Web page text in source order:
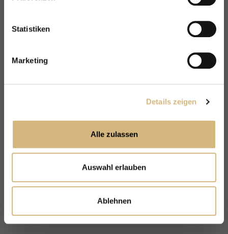
Statistiken
Marketing
Details zeigen
Alle zulassen
Auswahl erlauben
Ablehnen